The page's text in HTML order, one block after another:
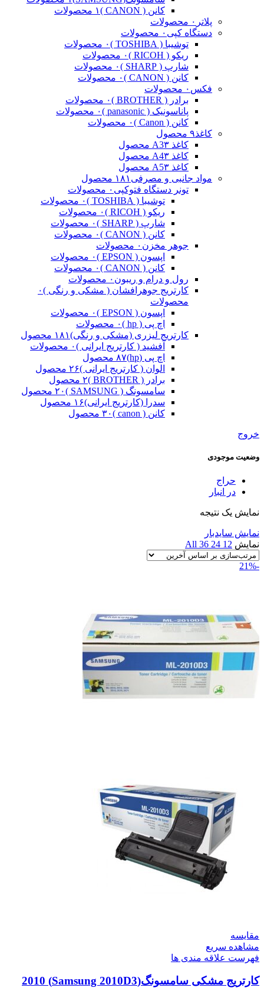
کانن ( CANON )
۱ محصولات
پلاتر ۰ محصولات
دستگاه کپی ۰ محصولات
توشیبا ( TOSHIBA )
۰ محصولات
ریکو ( RICOH )
۰ محصولات
شارپ ( SHARP )
۰ محصولات
کانن ( CANON )
۰ محصولات
فکس ۰ محصولات
برادر ( BROTHER )
۰ محصولات
پاناسونیک ( panasonic )
۰ محصولات
کانن ( Canon )
۰ محصولات
کاغذ۹ محصول
کاغذ A3 ۳ محصول
کاغذ A4 ۳ محصول
کاغذ A5 ۳ محصول
مواد جانبی و مصرفی ۱۸۱ محصول
تونر دستگاه فتوکپی ۰ محصولات
توشیبا ( TOSHIBA )
۰ محصولات
ریکو ( RICOH )
۰ محصولات
شارپ ( SHARP )
۰ محصولات
کانن ( CANON )
۰ محصولات
جوهر مخزن ۰ محصولات
اپسون ( EPSON )
۰ محصولات
کانن ( CANON )
۰ محصولات
رول و درام و ریبون ۰ محصولات
کارتریج جوهرافشان ( مشکی و رنگی )۰
محصولات
اپسون ( EPSON )
۰ محصولات
اچ پی ( hp )
۰ محصولات
کارتریج لیزری (مشکی و رنگی)۱۸۱ محصول
آفشید ( کارتریج ایرانی )۰ محصولات
اچ پی (hp)
۸۷ محصول
الوان ( کارتریج ایرانی )۲۶ محصول
برادر ( BROTHER )
۲ محصول
سامسونگ ( SAMSUNG )
۲۰ محصول
سدرا (کارتریج ایرانی)۱۶ محصول
کانن ( canon )
۳۰ محصول
خروج
وضعیت موجودی
حراج
در انبار
نمایش یک نتیجه
نمایش سایدبار
نمایش 12
24
36
All
-21%
مقایسه
مشاهده سریع
فهرست علاقه مندی ها
کارتریج مشکی سامسونگ(Samsung 2010D3) 2010